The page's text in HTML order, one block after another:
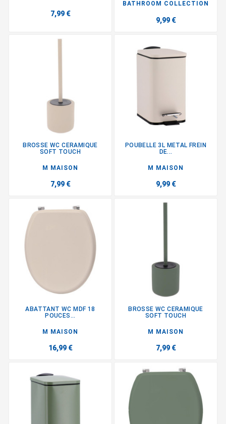
7,99 €
BATHROOM COLLECTION
9,99 €
BROSSE WC CERAMIQUE
SOFT TOUCH
M MAISON
7,99 €
POUBELLE 3L METAL FREIN
DE...
M MAISON
9,99 €
ABATTANT WC MDF 18
POUCES...
M MAISON
16,99 €
BROSSE WC CERAMIQUE
SOFT TOUCH
M MAISON
7,99 €